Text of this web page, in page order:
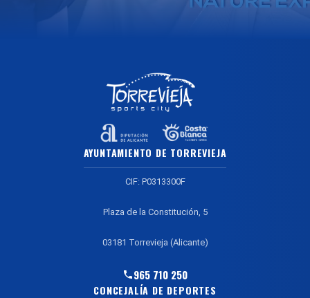
AYUNTAMIENTO DE TORREVIEJA
CIF: P0313300F
Plaza de la Constitución, 5
03181 Torrevieja (Alicante)
965 710 250
CONCEJALÍA DE DEPORTES